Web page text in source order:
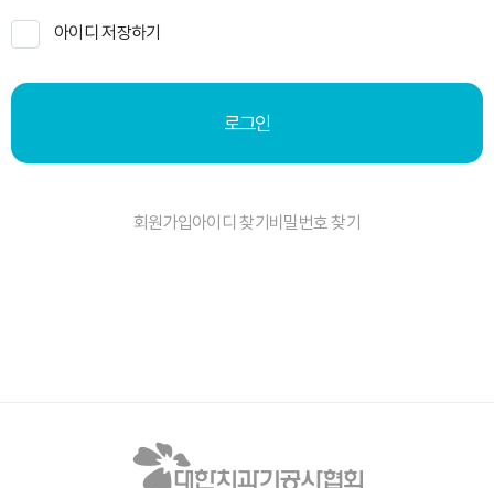
아이디 저장하기
로그인
회원가입아이디 찾기비밀번호 찾기